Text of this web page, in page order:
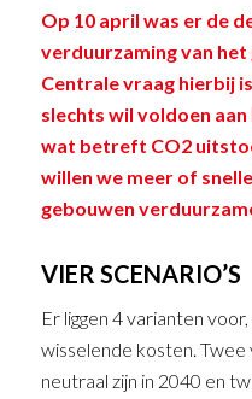
Op 10 april was er de
verduurzaming van
Centrale vraag hierbij
slechts wil voldoen
wat betreft CO2
willen we meer of
gebouwen
VIER SCENARIO’S
Er liggen 4 varianten
wisselende kosten. Twee
neutraal zijn in 2040 en